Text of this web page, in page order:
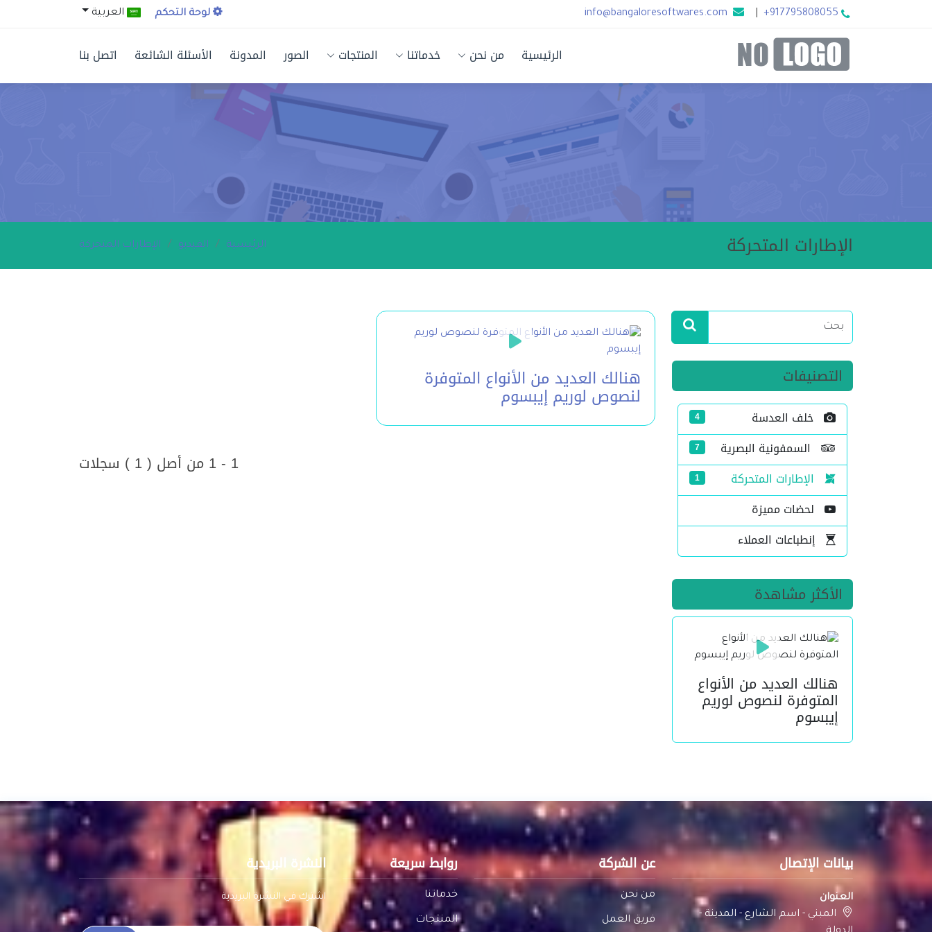
+917795808055
info@bangaloresoftwares.com لوحة التحكم
الرئيسية من نحن خدماتنا المنتجات الصور المدونة الأسئلة الشائعة اتصل بنا
الإطارات المتحركة الرئيسية الفيديو الإطارات المتحركة
التصنيفات
خلف العدسة 4
السمفونية البصرية 7
الإطارات المتحركة 1
لحضات مميزة
إنطباعات العملاء
الأكثر مشاهدة
هنالك العديد من الأنواع
المتوفرة لنصوص لوريم
إيبسوم
هنالك العديد من الأنواع المتوفرة
لنصوص لوريم إيبسوم
1 - 1 من أصل ( 1 ) سجلات
بيانات الإتصال
العنوان
المبني - اسم الشارع - المدينة -
عن الشركة
من نحن
فريق العمل
روابط سريعة
خدماتنا
المنتجات
النشرة البريدية
اشترك في النشرة البريدية